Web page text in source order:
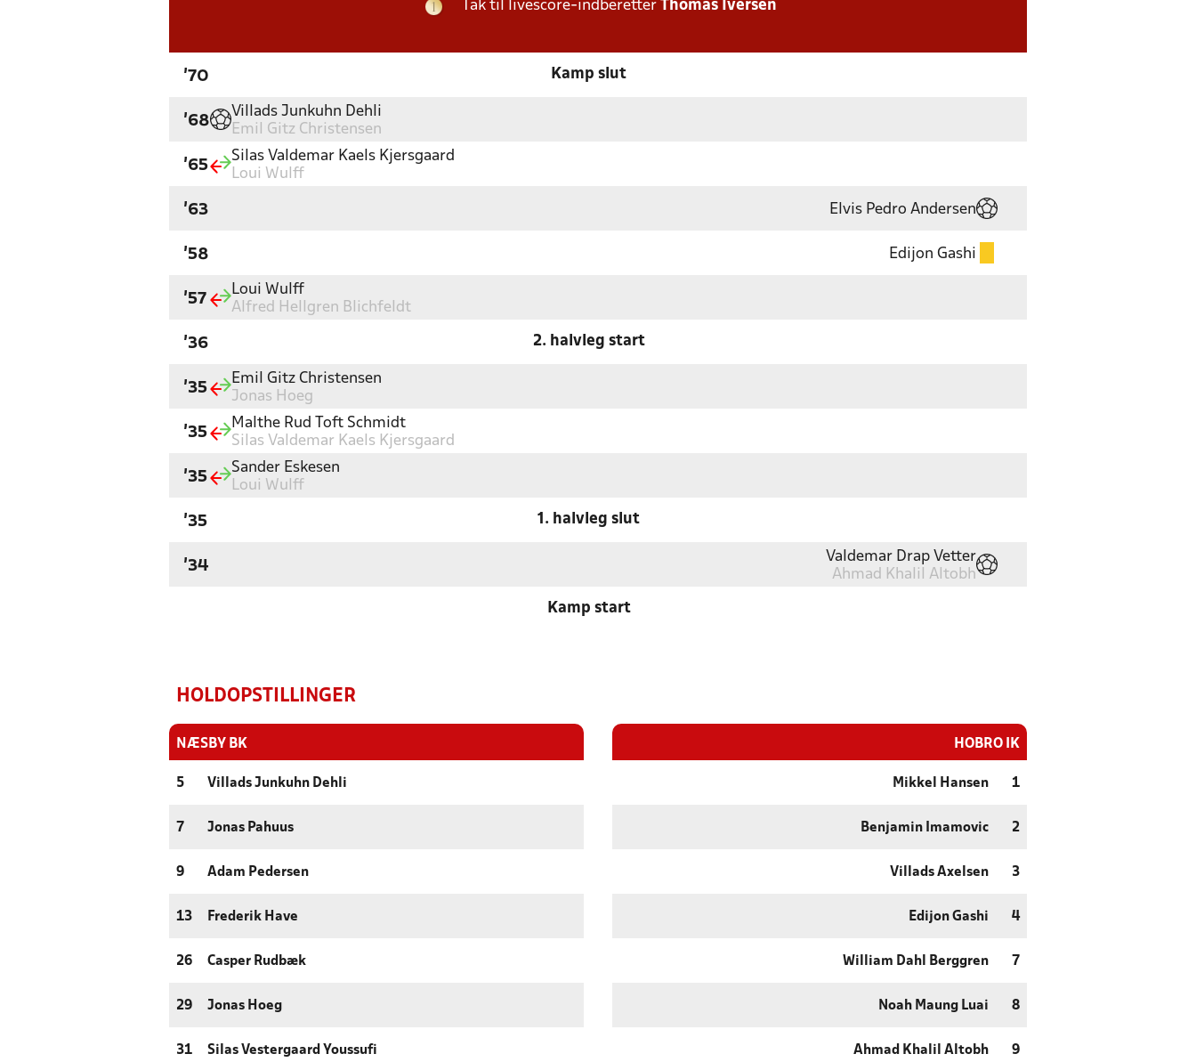
Tak til livescore-indberetter Thomas Iversen
'70 Kamp slut
'68
Villads Junkuhn Dehli
Emil Gitz Christensen
'65
Silas Valdemar Kaels Kjersgaard
Loui Wulff
'63 Elvis Pedro Andersen
'58 Edijon Gashi
'57
Loui Wulff
Alfred Hellgren Blichfeldt
'36 2. halvleg start
'35
Emil Gitz Christensen
Jonas Hoeg
'35
Malthe Rud Toft Schmidt
Silas Valdemar Kaels Kjersgaard
'35
Sander Eskesen
Loui Wulff
'35 1. halvleg slut
'34
Valdemar Drap Vetter
Ahmad Khalil Altobh
Kamp start
HOLDOPSTILLINGER
NÆSBY BK
5 Villads Junkuhn Dehli
7 Jonas Pahuus
9 Adam Pedersen
13 Frederik Have
26 Casper Rudbæk
29 Jonas Hoeg
31 Silas Vestergaard Youssufi
HOBRO IK
Mikkel Hansen 1
Benjamin Imamovic 2
Villads Axelsen 3
Edijon Gashi 4
William Dahl Berggren 7
Noah Maung Luai 8
Ahmad Khalil Altobh 9